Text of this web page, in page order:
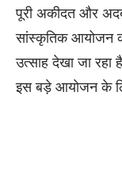
पूरी अकीदत और
सांस्कृतिक आयोजन
उत्साह देखा जा
इस बड़े आयोजन के